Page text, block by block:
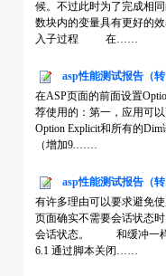
候。不过此时为了完成相
数块内的变量具有更好的
入子过程 在……
asp性能测试报告（
在ASP页面的前面设置
荐使用的：第一，应用可
Option Explicit和所有的
（增加9.……
asp性能测试报告（
有许多理由可以要求避免
页面确实不需要会话状态
会话状态。 和缓冲一样
6.1 通过脚本关闭……